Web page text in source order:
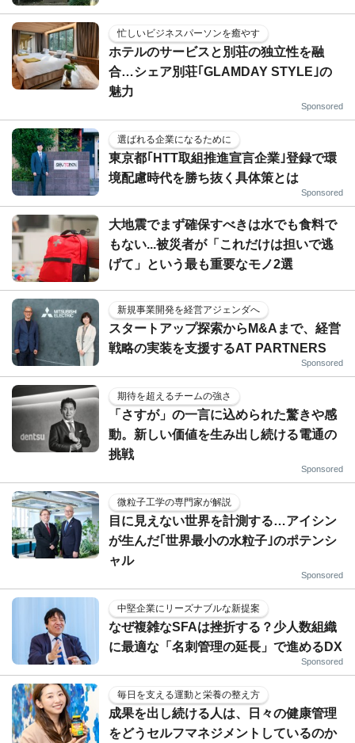
忙しいビジネスパーソンを癒やす
ホテルのサービスと別荘の独立性を融
合…シェア別荘｢GLAMDAY STYLE｣の
魅力
Sponsored
選ばれる企業になるために
東京都｢HTT取組推進宣言企業｣登録で環
境配慮時代を勝ち抜く具体策とは
Sponsored
大地震でまず確保すべきは水でも食料で
もない...被災者が「これだけは担いで逃
げて」という最も重要なモノ2選
新規事業開発を経営アジェンダへ
スタートアップ探索からM&Aまで、経営
戦略の実装を支援するAT PARTNERS
Sponsored
期待を超えるチームの強さ
「さすが」の一言に込められた驚きや感
動。新しい価値を生み出し続ける電通の
挑戦
Sponsored
微粒子工学の専門家が解説
目に見えない世界を計測する…アイシン
が生んだ｢世界最小の水粒子｣のポテンシ
ャル
Sponsored
中堅企業にリーズナブルな新提案
なぜ複雑なSFAは挫折する？少人数組織
に最適な「名刺管理の延長」で進めるDX
Sponsored
毎日を支える運動と栄養の整え方
成果を出し続ける人は、日々の健康管理
をどうセルフマネジメントしているのか